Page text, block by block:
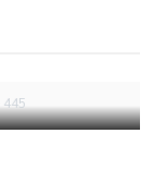
Arıza